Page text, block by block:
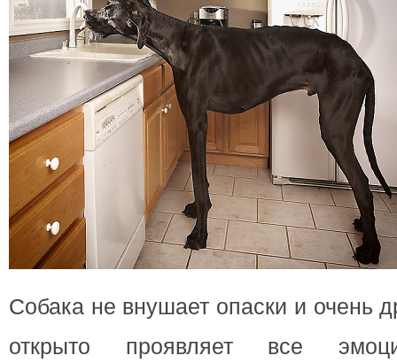
Собака не внушает опаски и очень
открыто проявляет все